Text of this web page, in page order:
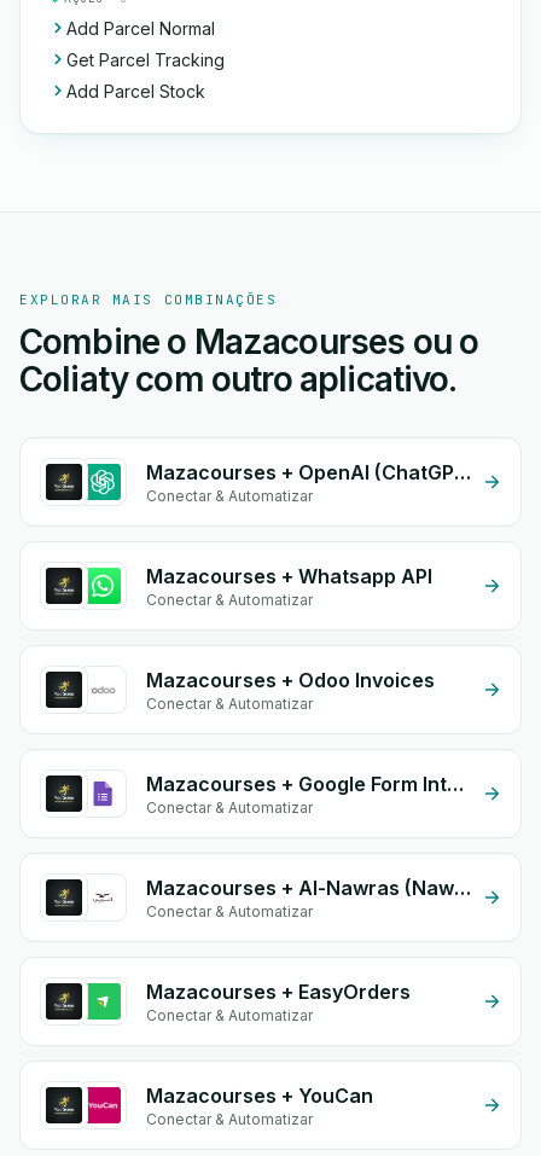
Add Parcel Normal
Get Parcel Tracking
Add Parcel Stock
EXPLORAR MAIS COMBINAÇÕES
Combine o Mazacourses ou o
Coliaty com outro aplicativo.
Mazacourses + OpenAI (ChatGPT)
Conectar & Automatizar
Mazacourses + Whatsapp API
Conectar & Automatizar
Mazacourses + Odoo Invoices
Conectar & Automatizar
Mazacourses + Google Form Integration
Conectar & Automatizar
Mazacourses + Al-Nawras (Nawris)
Conectar & Automatizar
Mazacourses + EasyOrders
Conectar & Automatizar
Mazacourses + YouCan
Conectar & Automatizar